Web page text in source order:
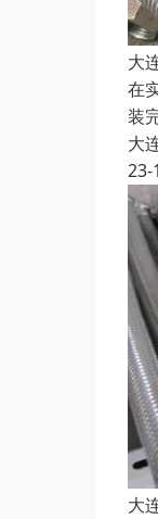
大
在
装
大
23-
大